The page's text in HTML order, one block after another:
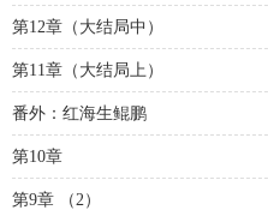
第12章（大结局中）
第11章（大结局上）
番外：红海生鲲鹏
第10章
第9章 （2）